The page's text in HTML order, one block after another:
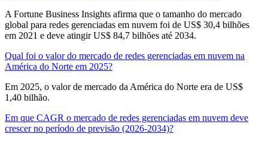
A Fortune Business Insights afirma que o tamanho do mercado
global para redes gerenciadas em nuvem foi de US$ 30,4 bilhões
em 2021 e deve atingir US$ 84,7 bilhões até 2034.
Qual foi o valor do mercado de redes gerenciadas em nuvem na
América do Norte em 2025?
Em 2025, o valor de mercado da América do Norte era de US$
1,40 bilhão.
Em que CAGR o mercado de redes gerenciadas em nuvem deve
crescer no período de previsão (2026-2034)?